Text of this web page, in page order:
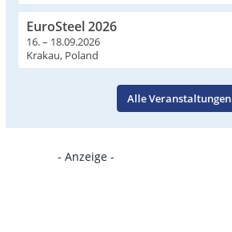
EuroSteel 2026
16. – 18.09.2026
Krakau, Poland
Alle Veranstaltungen
- Anzeige -